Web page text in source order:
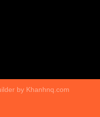
by Khanhnq.com